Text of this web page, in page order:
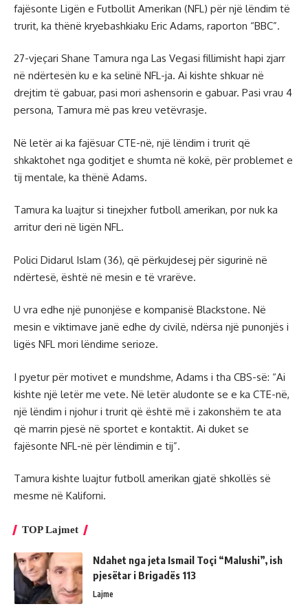
fajësonte Ligën e Futbollit Amerikan (NFL) për një lëndim të
trurit, ka thënë kryebashkiaku Eric Adams, raporton “BBC”.
27-vjeçari Shane Tamura nga Las Vegasi fillimisht hapi zjarr
në ndërtesën ku e ka selinë NFL-ja. Ai kishte shkuar në
drejtim të gabuar, pasi mori ashensorin e gabuar. Pasi vrau 4
persona, Tamura më pas kreu vetëvrasje.
Në letër ai ka fajësuar CTE-në, një lëndim i trurit që
shkaktohet nga goditjet e shumta në kokë, për problemet e
tij mentale, ka thënë Adams.
Tamura ka luajtur si tinejxher futboll amerikan, por nuk ka
arritur deri në ligën NFL.
Polici Didarul Islam (36), që përkujdesej për sigurinë në
ndërtesë, është në mesin e të vrarëve.
U vra edhe një punonjëse e kompanisë Blackstone. Në
mesin e viktimave janë edhe dy civilë, ndërsa një punonjës i
ligës NFL mori lëndime serioze.
I pyetur për motivet e mundshme, Adams i tha CBS-së: “Ai
kishte një letër me vete. Në letër aludonte se e ka CTE-në,
një lëndim i njohur i trurit që është më i zakonshëm te ata
që marrin pjesë në sportet e kontaktit. Ai duket se
fajësonte NFL-në për lëndimin e tij”.
Tamura kishte luajtur futboll amerikan gjatë shkollës së
mesme në Kaliforni.
TOP Lajmet
Ndahet nga jeta Ismail Toçi “Malushi”, ish
pjesëtar i Brigadës 113
Lajme